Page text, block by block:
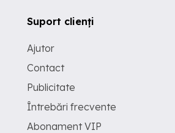
Suport clienți
Ajutor
Contact
Publicitate
Întrebări frecvente
Abonament VIP